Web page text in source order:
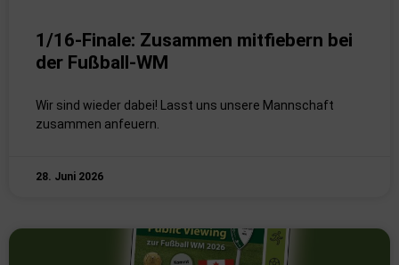
1/16-Finale: Zusammen mitfiebern bei
der Fußball-WM
Wir sind wieder dabei! Lasst uns unsere Mannschaft
zusammen anfeuern.
28. Juni 2026